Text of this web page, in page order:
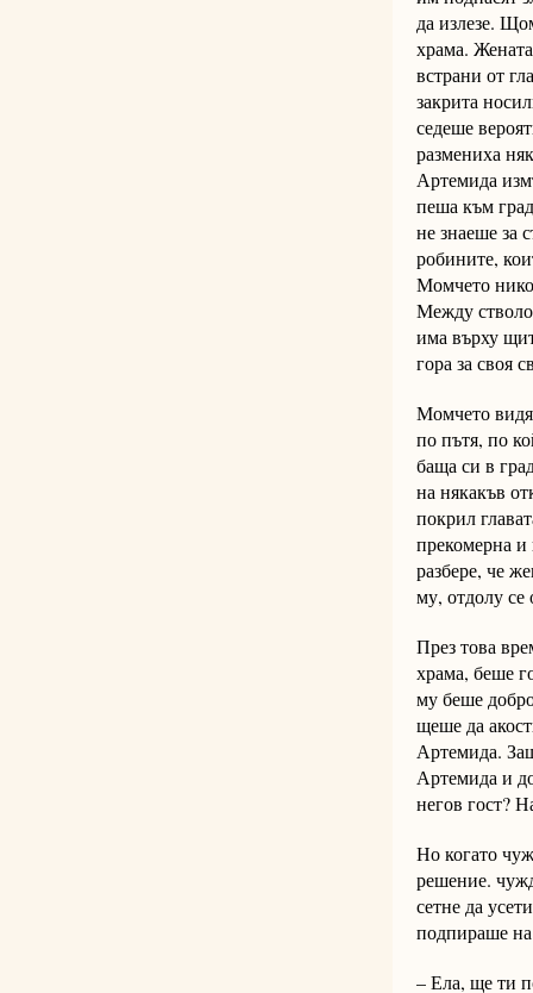
да излезе.
храма.
встрани от
закрита
седеше
размениха
Артемида
пеша към
не знаеше за
робините,
Момчето
Между
има върху
гора за своя
Момчето
по пътя, по
баща си в
на някакъв
покрил
прекомерна и
разбере, че
му, отдолу се
През това
храма, беше
му беше
щеше да
Артемида.
Артемида и
негов гост?
Но когато
решение.
сетне да
подпираше
– Ела, ще ти